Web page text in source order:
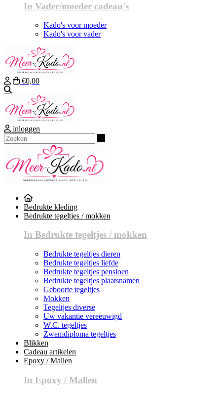
In Vader/moeder cadeau's
Kado's voor moeder
Kado's voor vader
€0,00
inloggen
Bedrukte kleding
Bedrukte tegeltjes / mokken
In Bedrukte tegeltjes / mokken
Bedrukte tegeltjes dieren
Bedrukte tegeltjes liefde
Bedrukte tegeltjes pensioen
Bedrukte tegeltjes plaatsnamen
Geboorte tegeltjes
Mokken
Tegeltjes diverse
Uw vakantie vereeuwigd
W.C. tegeltjes
Zwemdiploma tegeltjes
Blikken
Cadeau artikelen
Epoxy / Mallen
In Epoxy / Mallen